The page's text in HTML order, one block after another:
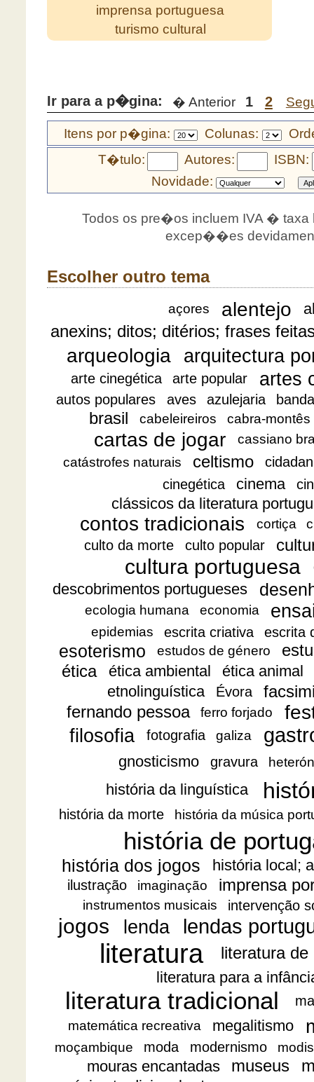
imprensa portuguesa
turismo cultural
Ir para a p�gina: � Anterior 1 2
Itens por p�gina: Colunas:
T�tulo:
Autores:
ISBN:
Novidade:
Todos os pre�os incluem IVA � taxa
excep��es
Escolher outro tema
açores alentejo
anexins; ditos; ditérios; frases
arqueologia arquitectura
arte cinegética arte popular artes
autos populares aves azulejaria
brasil cabeleireiros cabra-montês
cartas de jogar
cassiano
catástrofes naturais
celtismo
cinegética
cinema
clássicos da literatura
contos tradicionais cortiça
culto da morte culto popular
cultura portuguesa
descobrimentos portugueses
ecologia humana economia
epidemias escrita criativa escrita
esoterismo estudos de género
ética
ética ambiental
ética animal
etnolinguística
Évora
fernando pessoa
ferro forjado
filosofia
fotografia galiza
gnosticismo gravura
história da linguística
história da morte história da música
história de
história dos jogos história local;
ilustração imaginação imprensa
instrumentos musicais intervenção
jogos lenda lendas
literatura literatura
literatura para a
literatura tradicional
matemática recreativa megalitismo
moçambique moda modernismo
mouras encantadas museus